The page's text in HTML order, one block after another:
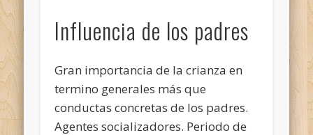
Influencia de los padres
Gran importancia de la crianza en
termino generales más que
conductas concretas de los padres.
Agentes socializadores. Periodo de